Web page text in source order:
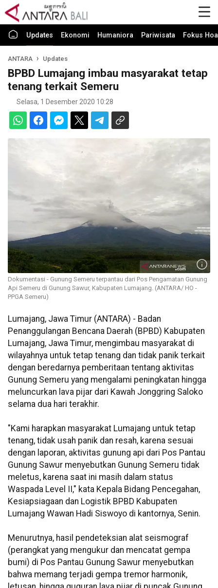
Updates Ekonomi Humaniora Pariwisata Fokus
ANTARA Updates
BPBD Lumajang imbau masyarakat tetap
tenang terkait Semeru
Selasa, 1 Desember 2020 10:28
Dokumentasi - Gunung Semeru terpantau dari Pos Pengamatan Gunung
Api Semeru di Gunung Sawur, Kabupaten Lumajang. (ANTARA/ HO -
PPGA Semeru)
Lumajang, Jawa Timur (ANTARA) - Badan
Penanggulangan Bencana Daerah (BPBD) Kabupaten
Lumajang, Jawa Timur, mengimbau masyarakat di
wilayahnya untuk tetap tenang dan tidak panik terkait
dengan beredarnya pemberitaan tentang aktivitas
Gunung Semeru yang mengalami peningkatan hingga
meluncurkan lava pijar dari Kawah Jonggring Saloko
selama dua hari terakhir.
"Kami harapkan masyarakat Lumajang untuk tetap
tenang, tidak usah panik dan resah, karena sesuai
dengan laporan, aktivitas gunung api dari Pos Pantau
Gunung Sawur menyebutkan Gunung Semeru tidak
meletus, karena saat ini masih dalam status
Waspada Level II," kata Kepala Bidang Pencegahan,
Kesiapsiagaan dan Logistik BPBD Kabupaten
Lumajang Wawan Hadi Siswoyo di kantornya, Senin.
Menurutnya, hasil pendeteksian alat seismograf
(perangkat yang mengukur dan mencatat gempa
bumi) di Pos Pantau Gunung Sawur menyebutkan
bahwa memang terjadi gempa tremor harmonik,